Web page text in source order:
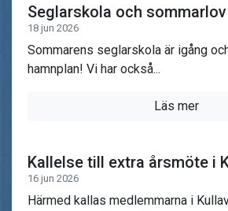
Seglarskola och sommarlov
18 jun 2026
Sommarens seglarskola är igång
hamnplan! Vi har också...
Läs mer
Kallelse till extra årsmöte i
16 jun 2026
Härmed kallas medlemmarna i